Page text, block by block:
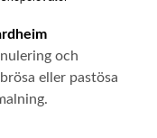
och
eller pastösa